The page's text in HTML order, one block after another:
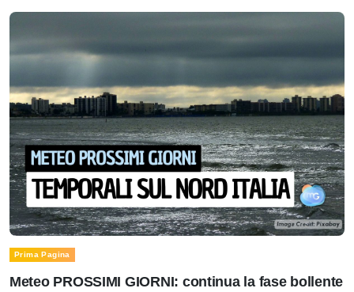
Prima Pagina
Meteo PROSSIMI GIORNI: continua la fase bollente